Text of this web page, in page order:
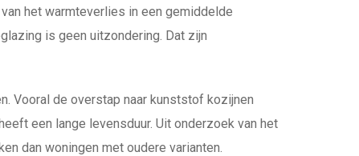
het warmteverlies in een gemiddelde
is geen uitzondering. Dat zijn
Vooral de overstap naar kunststof kozijnen
een lange levensduur. Uit onderzoek van het
dan woningen met oudere varianten.